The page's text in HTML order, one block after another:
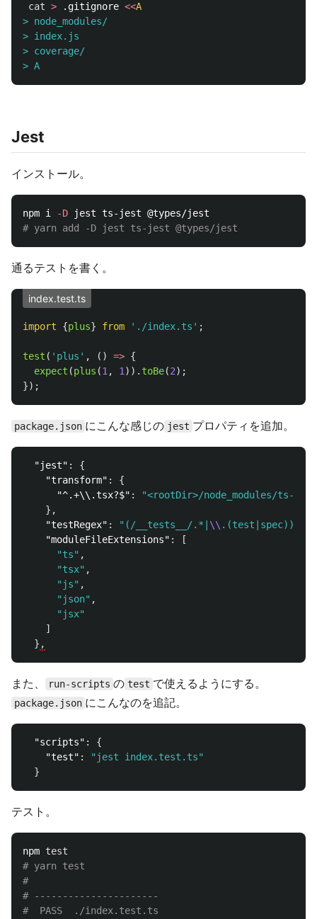
cat > .gitignore <<A
> node_modules/
> index.js
> coverage/
Jest
インストール。
npm i -D
# yarn add -D jest ts-jest @types/jest
通るテストを書く。
index.test.ts
import {plus} from ' ./index.ts ' ;
test ( ' plus ' , () => {
expect (plus (1 , 1 )). toBe(2);
});
package.json にこんな感じの jest プロパティを追加。
"jest" :
{
"transform" :
{
"^.+\\.tsx?$" :
"<rootDir>/node_modules/ts-
},
"testRegex" : "(/__tests__/.*| \\ .(test|spec))
"moduleFileExtensions" :
[
"ts" ,
"tsx" ,
"js" ,
"json" ,
"jsx"
]
} ,
また、 run-scripts の test で使えるようにする。
package.json にこんなのを追記。
"scripts" :
{
"test" :
"jest index.test.ts"
}
テスト。
npm test
# yarn test
#
# ----------------------
#  PASS  ./index.test.ts